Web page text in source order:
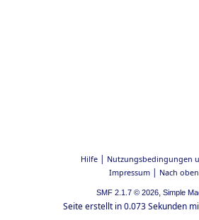
Hilfe| Nutzungsbedingungen
Impressum| Nach
SMF 2.1.7 © 2026, Simple
Seite erstellt in 0.073 Sekunden